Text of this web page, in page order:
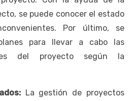
se puede conocer el estado
Por último, se
para llevar a cabo las
del proyecto según la
La gestión de proyectos